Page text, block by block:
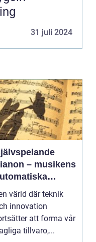
31 juli 2024
– musikens
värld där teknik
innovation
att forma vår
tillvaro,...